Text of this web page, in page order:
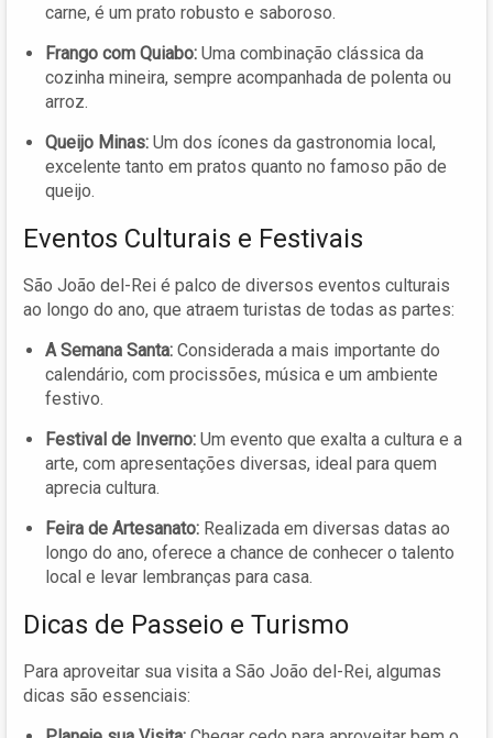
carne, é um prato robusto e saboroso.
Frango com Quiabo: Uma combinação clássica da
cozinha mineira, sempre acompanhada de polenta ou
arroz.
Queijo Minas: Um dos ícones da gastronomia local,
excelente tanto em pratos quanto no famoso pão de
queijo.
Eventos Culturais e Festivais
São João del-Rei é palco de diversos eventos culturais
ao longo do ano, que atraem turistas de todas as partes:
A Semana Santa: Considerada a mais importante do
calendário, com procissões, música e um ambiente
festivo.
Festival de Inverno: Um evento que exalta a cultura e a
arte, com apresentações diversas, ideal para quem
aprecia cultura.
Feira de Artesanato: Realizada em diversas datas ao
longo do ano, oferece a chance de conhecer o talento
local e levar lembranças para casa.
Dicas de Passeio e Turismo
Para aproveitar sua visita a São João del-Rei, algumas
dicas são essenciais: